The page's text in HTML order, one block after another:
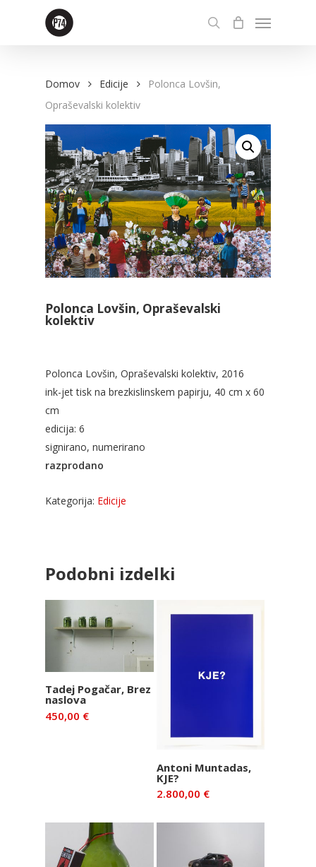
search
Menu
Domov Edicije
Polonca Lovšin,
Opraševalski kolektiv
Polonca Lovšin, Opraševalski
kolektiv
Polonca Lovšin, Opraševalski kolektiv, 2016
ink-jet tisk na brezkislinskem papirju, 40 cm x 60
cm
edicija: 6
signirano, numerirano
razprodano
Kategorija: Edicije
Podobni izdelki
Dodaj v
košarico
Tadej Pogačar, Brez
naslova
450,00 €
Dodaj v
Antoni Muntadas,
KJE?
2.800,00 €